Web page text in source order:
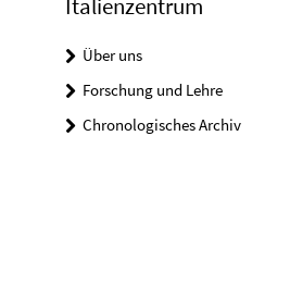
Über uns
Forschung und Lehre
Chronologisches Archiv